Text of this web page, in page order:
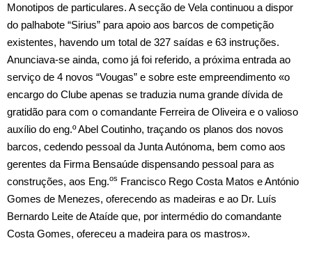
Monotipos de particulares. A secção de Vela continuou a dispor
do palhabote “Sirius” para apoio aos barcos de competição
existentes, havendo um total de 327 saídas e 63 instruções.
Anunciava‑se ainda, como já foi referido, a próxima entrada ao
serviço de 4 novos “Vougas” e sobre este empreendimento «o
encargo do Clube apenas se traduzia numa grande dívida de
gratidão para com o comandante Ferreira de Oliveira e o valioso
auxílio do eng.º Abel Coutinho, traçando os planos dos novos
barcos, cedendo pessoal da Junta Autónoma, bem como aos
gerentes da Firma Bensaúde dispensando pessoal para as
construções, aos Eng.os Francisco Rego Costa Matos e António
Gomes de Menezes, oferecendo as madeiras e ao Dr. Luís
Bernardo Leite de Ataíde que, por intermédio do comandante
Costa Gomes, ofereceu a madeira para os mastros».